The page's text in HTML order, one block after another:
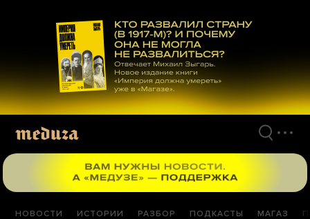
материалам
НОВОСТИ ИСТОРИИ РАЗБОР ПОДКАСТЫ МАГАЗ